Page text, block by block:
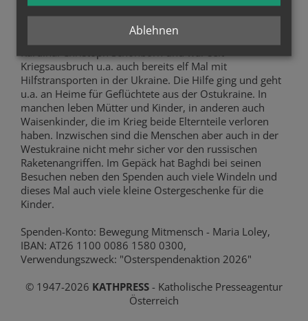
Der Koordinator der Hilfsaktion, Manuel Baghdi, wird
persönlich in die Ukraine reisen, um die Spenden zu
überbringen. Baghdi ist der Flüchtlingsbeauftragte von
Kriegsausbruch u.a. auch bereits elf Mal mit
Hilfstransporten in der Ukraine. Die Hilfe ging und geht
u.a. an Heime für Geflüchtete aus der Ostukraine. In
manchen leben Mütter und Kinder, in anderen auch
Waisenkinder, die im Krieg beide Elternteile verloren
haben. Inzwischen sind die Menschen aber auch in der
Westukraine nicht mehr sicher vor den russischen
Raketenangriffen. Im Gepäck hat Baghdi bei seinen
Besuchen neben den Spenden auch viele Windeln und
dieses Mal auch viele kleine Ostergeschenke für die
Kinder.
Spenden-Konto: Bewegung Mitmensch - Maria Loley,
IBAN: AT26 1100 0086 1580 0300,
Verwendungszweck: "Osterspendenaktion 2026"
© 1947-2026 KATHPRESS - Katholische Presseagentur
Österreich
Ablehnen